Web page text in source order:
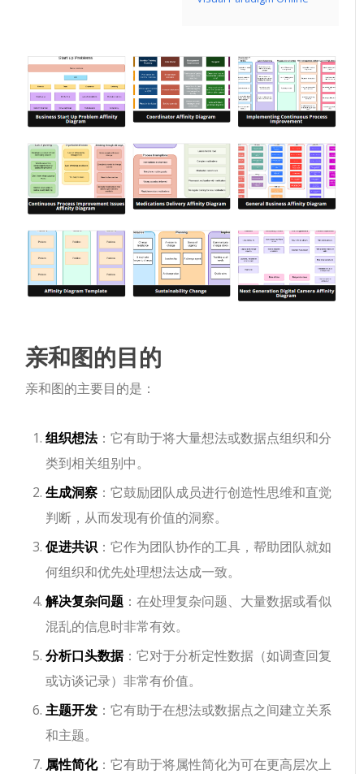
亲和图的目的
亲和图的主要目的是：
组织想法：它有助于将大量想法或数据点组织和分
类到相关组别中。
生成洞察 ：它鼓励团队成员进行创造性思维和直觉
判断，从而发现有价值的洞察。
促进共识 ：它作为团队协作的工具，帮助团队就如
何组织和优先处理想法达成一致。
解决复杂问题 ：在处理复杂问题、大量数据或看似
混乱的信息时非常有效。
分析口头数据：它对于分析定性数据（如调查回复
或访谈记录）非常有价值。
主题开发 ：它有助于在想法或数据点之间建立关系
和主题。
属性简化：它有助于将属性简化为可在更高层次上